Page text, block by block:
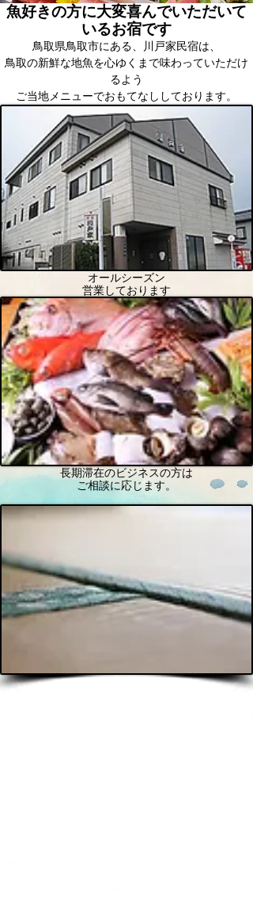
魚好きの方に大変喜んでいただいて
いるお宿です
鳥取県鳥取市にある、川戸家民宿は、
鳥取の新鮮な地魚を心ゆくまで味わっていただけ
るよう
ご当地メニューでおもてなししております。
オールシーズン
営業しております
長期滞在のビジネスの方は
ご相談に応じます。